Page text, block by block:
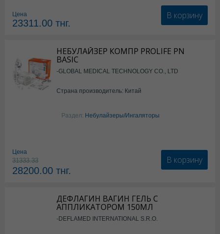
Цена
23311.00 тнг.
В корзину
НЕБУЛАЙЗЕР КОМПР PROLIFE PN
BASIC
-GLOBAL MEDICAL TECHNOLOGY CO., LTD
Страна производитель: Китай
Раздел: Небулайзеры/Ингаляторы
Цена
31333.33
28200.00 тнг.
В корзину
ДЕФЛАГИН ВАГИН ГЕЛЬ С
АППЛИКАТОРОМ 150МЛ
-DEFLAMED INTERNATIONAL S.R.O.